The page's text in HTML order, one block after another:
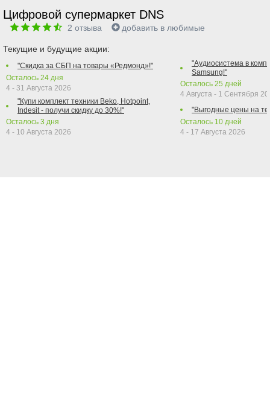
Цифровой супермаркет DNS
2 отзыва добавить в любимые
Текущие и будущие акции:
"Скидка за СБП на товары «Редмонд»!"
Осталось 24 дня
4 - 31 Августа 2026
"Купи комплект техники Beko, Hotpoint,
Indesit - получи скидку до 30%!"
Осталось 3 дня
4 - 10 Августа 2026
"Аудиосистема в
Samsung!"
Осталось 25 дней
4 Августа - 1 Сентября
"Выгодные цены на
Осталось 10 дней
4 - 17 Августа 2026